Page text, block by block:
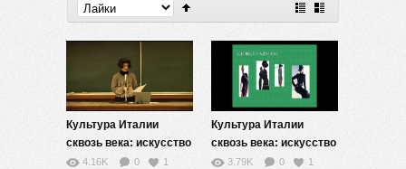
Культура Италии
сквозь века: искусство
жизни — 4
4.16K 0 1
Культура Италии
сквозь века: искусство
жизни — 5
3.79K 0 1